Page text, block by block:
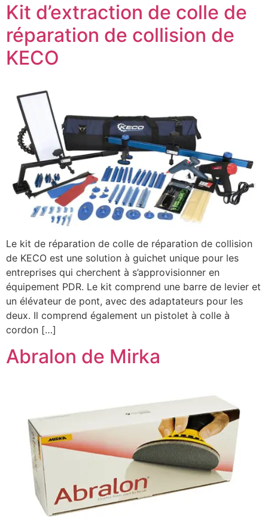
Kit d’extraction de colle de
réparation de collision de
KECO
Le kit de réparation de colle de réparation de collision
de KECO est une solution à guichet unique pour les
entreprises qui cherchent à s’approvisionner en
équipement PDR. Le kit comprend une barre de levier et
un élévateur de pont, avec des adaptateurs pour les
deux. Il comprend également un pistolet à colle à
cordon […]
Abralon de Mirka